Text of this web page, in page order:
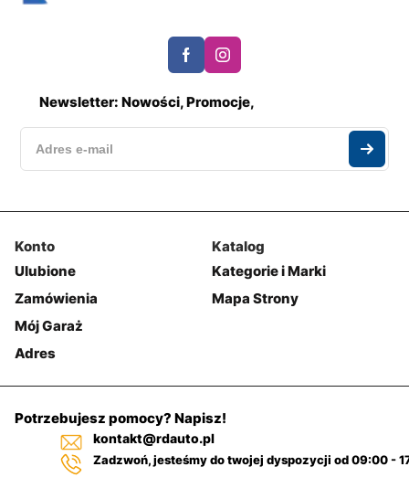
Newsletter: Nowości, Promocje,
Konto
Ulubione
Zamówienia
Mój Garaż
Adres
Katalog
Kategorie i Marki
Mapa Strony
Potrzebujesz pomocy? Napisz!
kontakt@rdauto.pl
Zadzwoń, jesteśmy do twojej dyspozycji od 09:00 -